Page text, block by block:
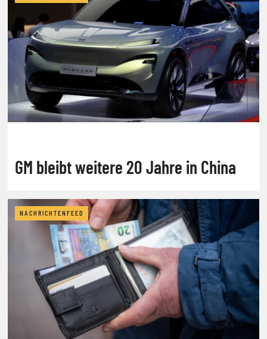
GM bleibt weitere 20 Jahre in China
NACHRICHTENFEED